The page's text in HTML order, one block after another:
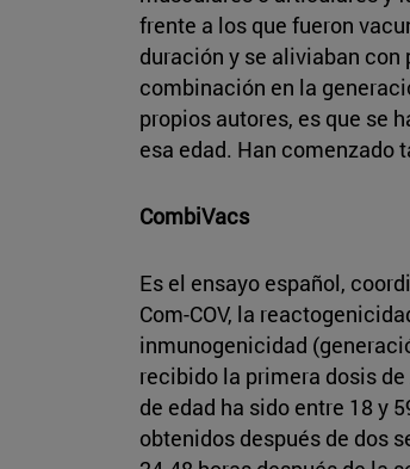
frente a los que fueron
duración y se aliviaban
combinación en la
propios autores, es que se
esa edad. Han comenzado
CombiVacs
Es el ensayo español,
Com-COV, la
inmunogenicidad
recibido la primera dosis
de edad ha sido entre 18 y
obtenidos después de dos